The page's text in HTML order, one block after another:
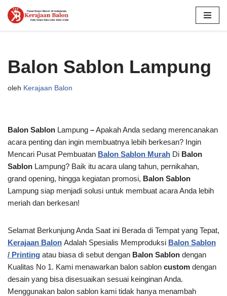
Balon Sablon Lampung
oleh Kerajaan Balon
Balon Sablon Lampung –Apakah Anda sedang merencanakan
acara penting dan ingin membuatnya lebih berkesan? Ingin
Mencari Pusat Pembuatan Balon Sablon Murah Di Balon
Sablon Lampung? Baik itu acara ulang tahun, pernikahan,
grand opening, hingga kegiatan promosi, Balon Sablon
Lampung siap menjadi solusi untuk membuat acara Anda lebih
meriah dan berkesan!
Selamat Berkunjung Anda Saat ini Berada di Tempat yang Tepat,
Kerajaan Balon Adalah Spesialis Memproduksi Balon Sablon
/ Printing atau biasa di sebut dengan Balon Sablon dengan
Kualitas No 1. Kami menawarkan balon sablon custom dengan
desain yang bisa disesuaikan sesuai keinginan Anda.
Menggunakan balon sablon kami tidak hanya menambah